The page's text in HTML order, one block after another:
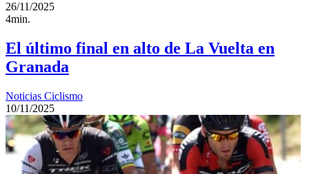
26/11/2025
4min.
El último final en alto de La Vuelta en
Granada
Noticias Ciclismo
10/11/2025